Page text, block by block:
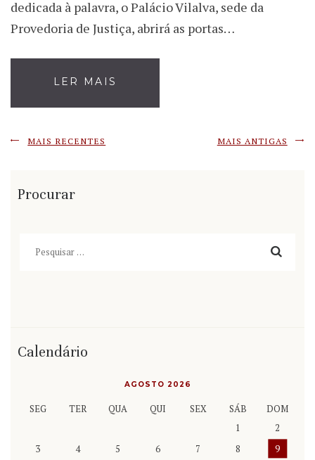
dedicada à palavra, o Palácio Vilalva, sede da
Provedoria de Justiça, abrirá as portas…
LER MAIS
MAIS RECENTES MAIS ANTIGAS
Procurar
Calendário
AGOSTO 2026
SEG TER QUA QUI SEX SÁB
DOM
1
2
3
4 5 6 7 8
9